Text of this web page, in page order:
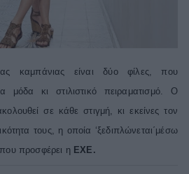
καμπάνιας είναι δύο φίλες, που
μόδα κι στιλιστικό πειραματισμό. Ο
σε κάθε στιγμή, κι εκείνες τον
τους, η οποία ‘ξεδιπλώνεται΄μέσω
προσφέρει η EXE .